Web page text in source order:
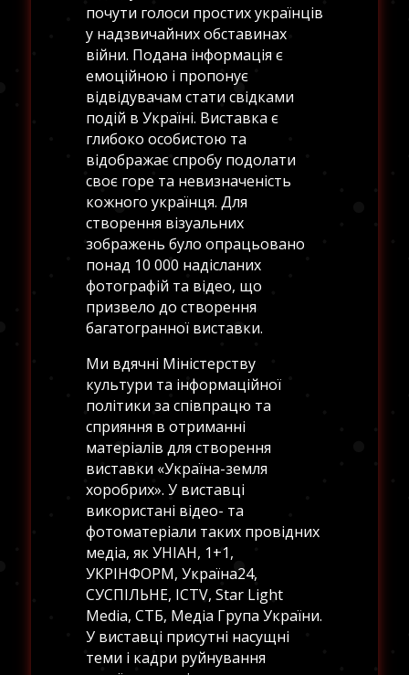
почути голоси простих українців
у надзвичайних обставинах
війни. Подана інформація є
емоційною і пропонує
відвідувачам стати свідками
подій в Україні. Виставка є
глибоко особистою та
відображає спробу подолати
своє горе та невизначеність
кожного українця. Для
створення візуальних
зображень було опрацьовано
понад 10 000 надісланих
фотографій та відео, що
призвело до створення
багатогранної виставки.
Ми вдячні Міністерству
культури та інформаційної
політики за співпрацю та
сприяння в отриманні
матеріалів для створення
виставки «Україна-земля
хоробрих». У виставці
використані відео- та
фотоматеріали таких провідних
медіа, як УНІАН, 1+1,
УКРІНФОРМ, Україна24,
СУСПІЛЬНЕ, ICTV, Star Light
Media, СТБ, Медіа Група України.
У виставці присутні насущні
теми і кадри руйнування